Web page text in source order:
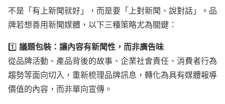
不是「有上新聞就好」，而是要「上對新聞、說對話」。品
牌若想善用新聞媒體，以下三種策略尤為關鍵：
1️⃣ 議題包裝：讓內容有新聞性，而非廣告味
從品牌活動、產品背後的故事、企業社會責任、消費者行為
趨勢等面向切入，重新梳理品牌訊息，轉化為具有媒體報導
價值的內容，而非單向宣傳。